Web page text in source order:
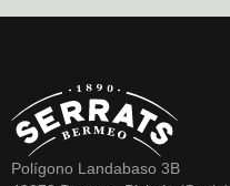
Polígono Landabaso 3B